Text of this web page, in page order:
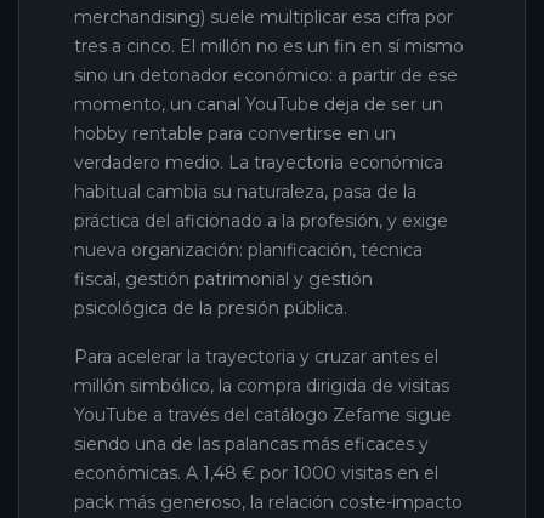
merchandising) suele multiplicar esa cifra por
tres a cinco. El millón no es un fin en sí mismo
sino un detonador económico: a partir de ese
momento, un canal YouTube deja de ser un
hobby rentable para convertirse en un
verdadero medio. La trayectoria económica
habitual cambia su naturaleza, pasa de la
práctica del aficionado a la profesión, y exige
nueva organización: planificación, técnica
fiscal, gestión patrimonial y gestión
psicológica de la presión pública.
Para acelerar la trayectoria y cruzar antes el
millón simbólico, la compra dirigida de visitas
YouTube a través del catálogo Zefame sigue
siendo una de las palancas más eficaces y
económicas. A 1,48 € por 1000 visitas en el
pack más generoso, la relación coste-impacto